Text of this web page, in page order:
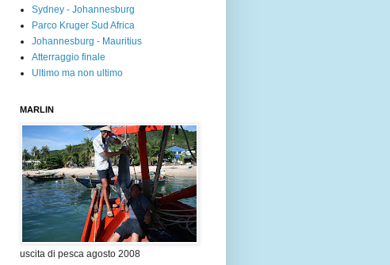
Sydney - Johannesburg
Parco Kruger Sud Africa
Johannesburg - Mauritius
Atterraggio finale
Ultimo ma non ultimo
MARLIN
uscita di pesca agosto 2008